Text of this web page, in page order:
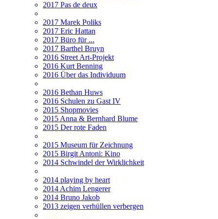
2017 Pas de deux
2017 Marek Poliks
2017 Eric Hattan
2017 Büro für ...
2017 Barthel Bruyn
2016 Street Art-Projekt
2016 Kurt Benning
2016 Über das Individuum
2016 Bethan Huws
2016 Schulen zu Gast IV
2015 Shopmovies
2015 Anna & Bernhard Blume
2015 Der rote Faden
2015 Museum für Zeichnung
2015 Birgit Antoni: Kino
2014 Schwindel der Wirklichkeit
2014 playing by heart
2014 Achim Lengerer
2014 Bruno Jakob
2013 zeigen verhüllen verbergen